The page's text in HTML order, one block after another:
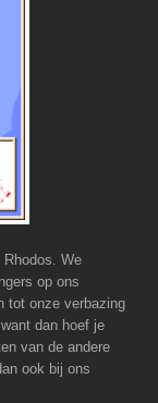
We
op ons
tot onze verbazing
dan hoef je
van de andere
ook bij ons